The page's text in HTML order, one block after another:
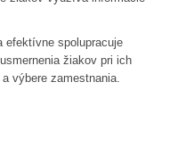
efektívne spolupracuje
žiakov pri ich
výbere zamestnania.